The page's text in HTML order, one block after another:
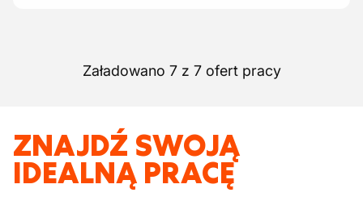
Załadowano 7 z 7 ofert pracy
ZNAJDŹ SWOJĄ
IDEALNĄ PRACĘ